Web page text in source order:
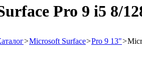
Pro 9 i5 8/
>Microsoft Surface>Pro 9 13">